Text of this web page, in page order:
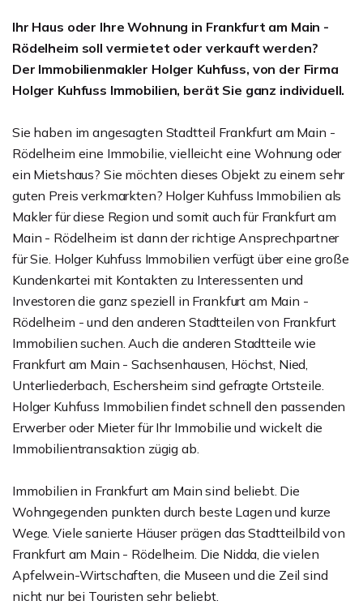
Hauses oder Ihrer
Wohnung
Ihr Haus oder Ihre Wohnung in Frankfurt am Main -
Rödelheim soll vermietet oder verkauft werden?
Der Immobilienmakler Holger Kuhfuss, von der Firma
Holger Kuhfuss Immobilien, berät Sie ganz individuell.
Sie haben im angesagten Stadtteil Frankfurt am Main -
Rödelheim eine Immobilie, vielleicht eine Wohnung oder
ein Mietshaus? Sie möchten dieses Objekt zu einem sehr
guten Preis verkmarkten? Holger Kuhfuss Immobilien als
Makler für diese Region und somit auch für Frankfurt am
Main - Rödelheim ist dann der richtige Ansprechpartner
für Sie. Holger Kuhfuss Immobilien verfügt über eine große
Kundenkartei mit Kontakten zu Interessenten und
Investoren die ganz speziell in Frankfurt am Main -
Rödelheim - und den anderen Stadtteilen von Frankfurt
Immobilien suchen. Auch die anderen Stadtteile wie
Frankfurt am Main - Sachsenhausen, Höchst, Nied,
Unterliederbach, Eschersheim sind gefragte Ortsteile.
Holger Kuhfuss Immobilien findet schnell den passenden
Erwerber oder Mieter für Ihr Immobilie und wickelt die
Immobilientransaktion zügig ab.
Immobilien in Frankfurt am Main sind beliebt. Die
Wohngegenden punkten durch beste Lagen und kurze
Wege. Viele sanierte Häuser prägen das Stadtteilbild von
Frankfurt am Main - Rödelheim. Die Nidda, die vielen
Apfelwein-Wirtschaften, die Museen und die Zeil sind
nicht nur bei Touristen sehr beliebt.